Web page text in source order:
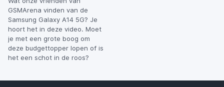
GSMArena vinden van de
Samsung Galaxy A14 5G? Je
hoort het in deze video. Moet
je met een grote boog om
deze budgettopper lopen of is
het een schot in de roos?